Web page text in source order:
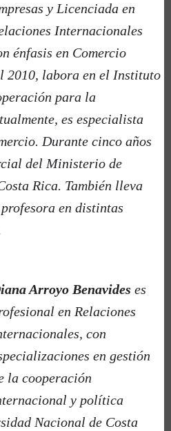
y Licenciada en
Internacionales
énfasis en Comercio
2010, labora en el Instituto
para la
es especialista
Durante cinco años
del Ministerio de
Rica. También lleva
en distintas
Arroyo Benavides es
en Relaciones
con
en gestión
la cooperación
y política
Nacional de Costa